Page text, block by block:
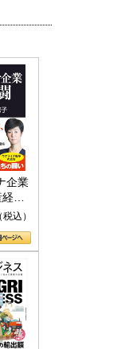
企業
セ
込）